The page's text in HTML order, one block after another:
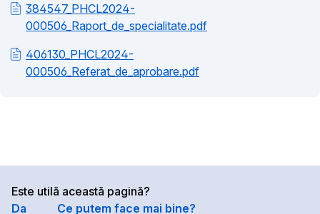
384547_PHCL2024-
000506_Raport_de_specialitate.pdf
406130_PHCL2024-
000506_Referat_de_aprobare.pdf
Este utilă această pagină?
Da
Ce putem face mai bine?